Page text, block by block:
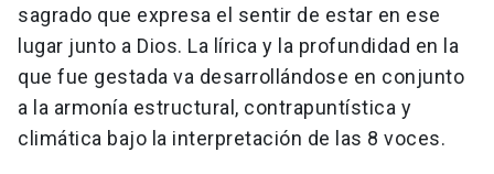
sagrado que expresa el sentir de estar en ese
lugar junto a Dios. La lírica y la profundidad en la
que fue gestada va desarrollándose en conjunto
a la armonía estructural, contrapuntística y
climática bajo la interpretación de las 8 voces.